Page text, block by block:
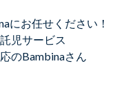
にお任せください！
児サービス
のBambinaさん